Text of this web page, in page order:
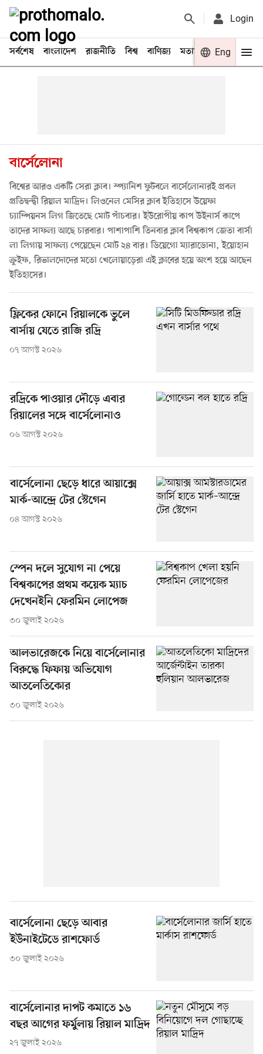
Login
সর্বশেষ বাংলাদেশ রাজনীতি বিশ্ব বাণিজ্য মতামত খেলা
Eng
বার্সেলোনা
বিশ্বের আরও একটি সেরা ক্লাব। স্প্যানিশ ফুটবলে বার্সেলোনারই প্রবল
প্রতিদ্বন্দ্বী রিয়াল মাদ্রিদ। লিওনেল মেসির ক্লাব ইতিহাসে উয়েফা
চ্যাম্পিয়নস লিগ জিতেছে মোট পাঁচবার। ইউরোপীয় কাপ উইনার্স কাপে
তাদের সাফল্য আছে চারবার। পাশাপাশি তিনবার ক্লাব বিশ্বকাপ জেতা বার্সা
লা লিগায় সাফল্য পেয়েছেন মোট ২৪ বার। ডিয়েগো ম্যারাডোনা, ইয়োহান
ক্রুইফ, রিভালদোদের মতো খেলোয়াড়েরা এই ক্লাবের হয়ে অংশ হয়ে আছেন
ইতিহাসের।
ফ্লিকের ফোনে রিয়ালকে ভুলে
বার্সায় যেতে রাজি রদ্রি
০৭ আগস্ট ২০২৬
রদ্রিকে পাওয়ার দৌড়ে এবার
রিয়ালের সঙ্গে বার্সেলোনাও
০৬ আগস্ট ২০২৬
বার্সেলোনা ছেড়ে ধারে আয়াক্সে
মার্ক-আন্দ্রে টের স্টেগেন
০৪ আগস্ট ২০২৬
স্পেন দলে সুযোগ না পেয়ে
বিশ্বকাপের প্রথম কয়েক ম্যাচ
দেখেনইনি ফেরমিন লোপেজ
৩০ জুলাই ২০২৬
আলভারেজকে নিয়ে বার্সেলোনার
বিরুদ্ধে ফিফায় অভিযোগ
আতলেতিকোর
৩০ জুলাই ২০২৬
বার্সেলোনা ছেড়ে আবার
ইউনাইটেডে রাশফোর্ড
৩০ জুলাই ২০২৬
বার্সেলোনার দাপট কমাতে ১৬
বছর আগের ফর্মুলায় রিয়াল মাদ্রিদ
২৭ জুলাই ২০২৬